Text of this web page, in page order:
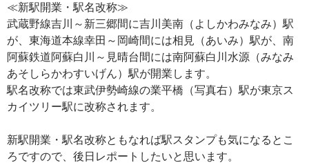
≪新駅開業・駅名改称≫
武蔵野線吉川～新三郷間に吉川美南（よしかわみなみ）駅
が、東海道本線幸田～岡崎間には相見（あいみ）駅が、南
阿蘇鉄道阿蘇白川～見晴台間には南阿蘇白川水源（みなみ
あそしらかわすいげん）駅が開業します。
駅名改称では東武伊勢崎線の業平橋（写真右）駅が東京ス
カイツリー駅に改称されます。
新駅開業・駅名改称ともなれば駅スタンプも気になるとこ
ろですので、後日レポートしたいと思います。